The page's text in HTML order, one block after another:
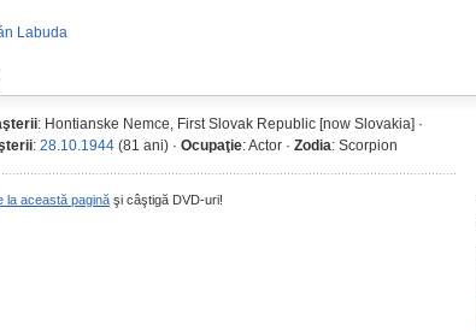
Labuda
: Hontianske Nemce, First Slovak Republic [now Slovakia] ·
: 28.10.1944 (81 ani) · Ocupaţie: Actor · Zodia: Scorpion
la această pagină şi câştigă DVD-uri!